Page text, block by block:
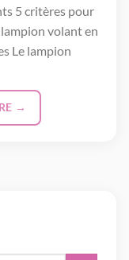
5 critères pour
volant en
Le lampion
→